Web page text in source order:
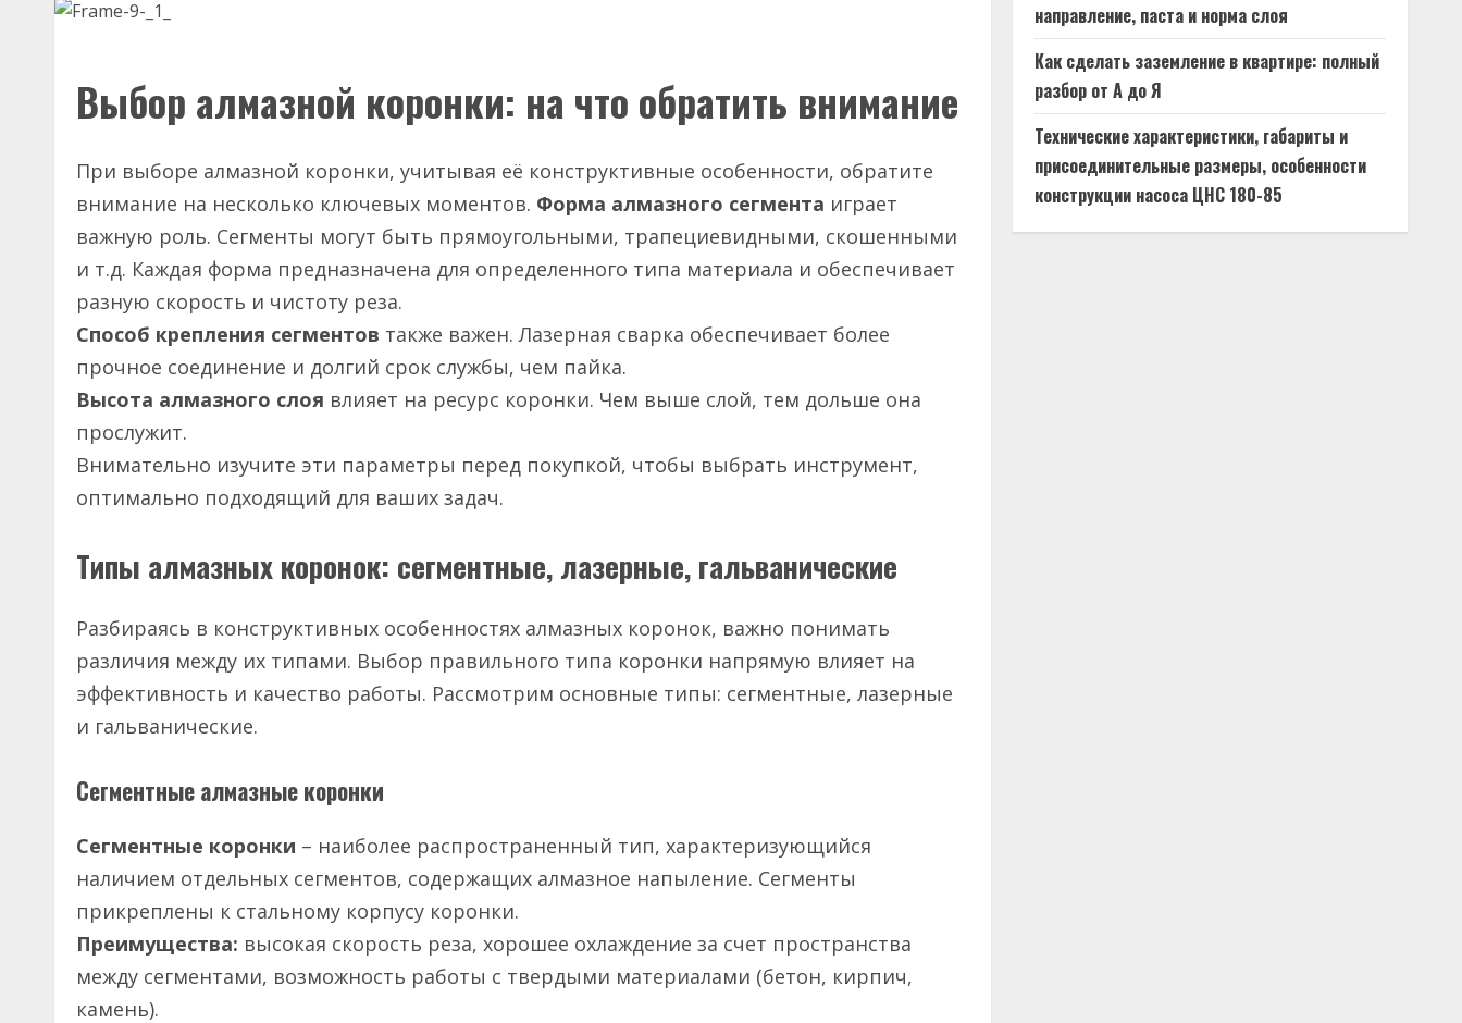
Выбор алмазной коронки: на что обратить внимание
При выборе алмазной коронки, учитывая её конструктивные особенности, обратите
внимание на несколько ключевых моментов. Форма алмазного сегмента играет
важную роль. Сегменты могут быть прямоугольными, трапециевидными, скошенными
и т.д. Каждая форма предназначена для определенного типа материала и обеспечивает
разную скорость и чистоту реза.
Способ крепления сегментов также важен. Лазерная сварка обеспечивает более
прочное соединение и долгий срок службы, чем пайка.
Высота алмазного слоя влияет на ресурс коронки. Чем выше слой, тем дольше она
прослужит.
Внимательно изучите эти параметры перед покупкой, чтобы выбрать инструмент,
оптимально подходящий для ваших задач.
Типы алмазных коронок: сегментные, лазерные, гальванические
Разбираясь в конструктивных особенностях алмазных коронок, важно понимать
различия между их типами. Выбор правильного типа коронки напрямую влияет на
эффективность и качество работы. Рассмотрим основные типы: сегментные, лазерные
и гальванические.
Сегментные алмазные коронки
Сегментные коронки – наиболее распространенный тип, характеризующийся
наличием отдельных сегментов, содержащих алмазное напыление. Сегменты
прикреплены к стальному корпусу коронки.
Преимущества: высокая скорость реза, хорошее охлаждение за счет пространства
между сегментами, возможность работы с твердыми материалами (бетон, кирпич,
камень).
направление, паста и норма слоя
Как сделать заземление в квартире: полный
разбор от А до Я
Технические характеристики, габариты и
присоединительные размеры, особенности
конструкции насоса ЦНС 180-85